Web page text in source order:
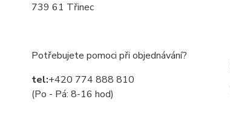
739 61 Třinec
Potřebujete pomoci při objednávání?
tel:+420 774 888 810
(Po - Pá: 8-16 hod)